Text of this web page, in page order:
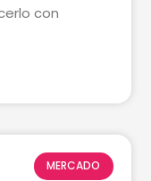
con
MERCADO